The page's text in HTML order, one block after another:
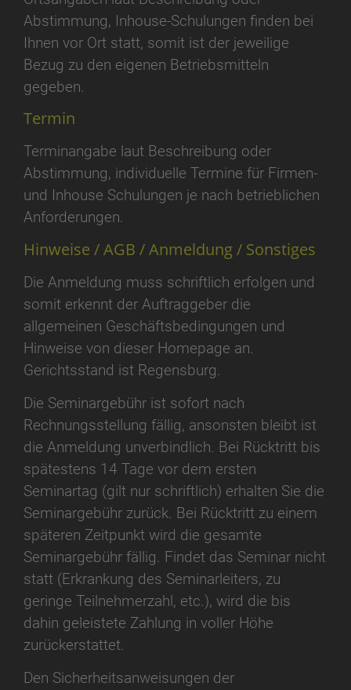
Abstimmung, Inhouse-Schulungen finden bei
Ihnen vor Ort statt, somit ist der jeweilige
Bezug zu den eigenen Betriebsmitteln
gegeben.
Termin
Terminangabe laut Beschreibung oder
Abstimmung, individuelle Termine für Firmen-
und Inhouse Schulungen je nach betrieblichen
Anforderungen.
Hinweise / AGB / Anmeldung / Sonstiges
Die Anmeldung muss schriftlich erfolgen und
somit erkennt der Auftraggeber die
allgemeinen Geschäftsbedingungen und
Hinweise von dieser Homepage an.
Gerichtsstand ist Regensburg.
Die Seminargebühr ist sofort nach
Rechnungsstellung fällig, ansonsten bleibt ist
die Anmeldung unverbindlich. Bei Rücktritt bis
spätestens 14 Tage vor dem ersten
Seminartag (gilt nur schriftlich) erhalten Sie die
Seminargebühr zurück. Bei Rücktritt zu einem
späteren Zeitpunkt wird die gesamte
Seminargebühr fällig. Findet das Seminar nicht
statt (Erkrankung des Seminarleiters, zu
geringe Teilnehmerzahl, etc.), wird die bis
dahin geleistete Zahlung in voller Höhe
zurückerstattet.
Den Sicherheitsanweisungen der